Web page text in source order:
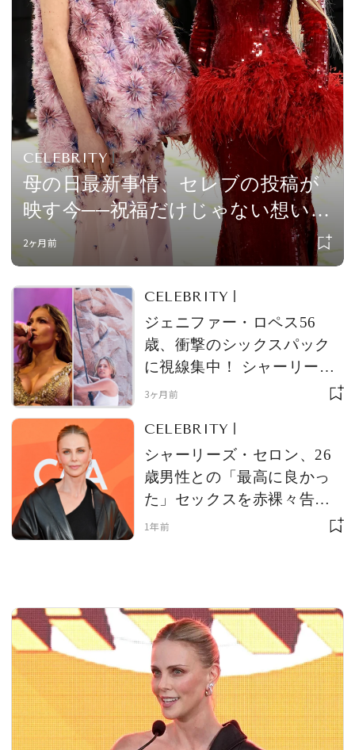
Log in or Sign up
SPUR読者のためのメンバーシッププログラム
「The SPUR Club」。便利な機能と特典を無料で楽し
めます。
ログイン・新規会員登録
FOLLOW US
MAGAZINE
SPUR 2026 JULY
2026年9月号
2026-07-23発売
CELEBRITY
母の日最新事情、セレブの投稿が
映す今──祝福だけじゃない想いも
包み込んで。ナタリー・ポートマ
ンやニコール・キッドマンなど多
くのスターがシェアした“母と子
の記憶”
2ヶ月前
CELEBRITY
ジェニファー・ロペス56
歳、衝撃のシックスパック
に視線集中！ シャーリー
ズ・セロン50歳がロックク
の身体能力も話題に
3ヶ月前
CELEBRITY
シャーリーズ・セロン、26
歳男性との「最高に良かっ
た」セックスを赤裸々告
白。20代で一夜限りの関係
1年前